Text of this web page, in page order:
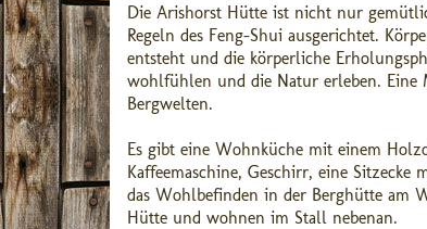
Die Arishorst Hütte ist nicht nur
Regeln des Feng-Shui ausgerichtet.
entsteht und die körperliche
wohlfühlen und die Natur erleben. Eine
Bergwelten.
Es gibt eine Wohnküche mit einem
Kaffeemaschine, Geschirr, eine
das Wohlbefinden in der Berghütte am
Hütte und wohnen im Stall nebenan.